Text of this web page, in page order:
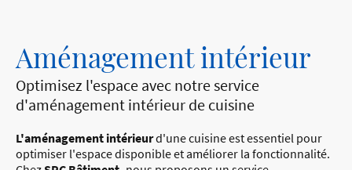
Aménagement intérieur
Optimisez l'espace avec notre service
d'aménagement intérieur de cuisine
L'aménagement intérieurd'une cuisine est essentiel pour
optimiser l'espace disponible et améliorer la fonctionnalité.